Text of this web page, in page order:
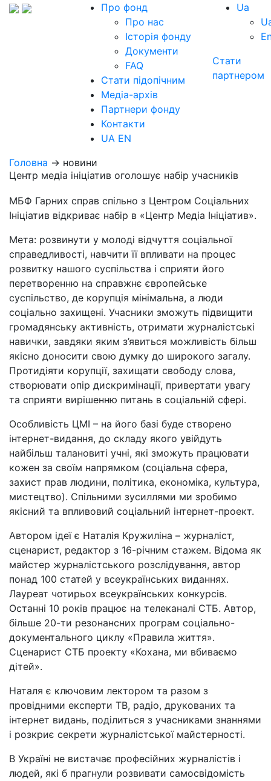
Про фонд
Про нас
Історія фонду
Документи
FAQ
Стати підопічним
Медіа-архів
Партнери фонду
Контакти
UA EN
Ua
Стати
партнером
Головна → новини
Центр медіа ініціатив оголошує набір учасників
МБФ Гарних справ спільно з Центром Соціальних
Ініціатив відкриває набір в «Центр Медіа Ініціатив».
Мета: розвинути у молоді відчуття соціальної
справедливості, навчити її впливати на процес
розвитку нашого суспільства і сприяти його
перетворенню на справжнє європейське
суспільство, де корупція мінімальна, а люди
соціально захищені. Учасники зможуть підвищити
громадянську активність, отримати журналістські
навички, завдяки яким з’явиться можливість більш
якісно доносити свою думку до широкого загалу.
Протидіяти корупції, захищати свободу слова,
створювати опір дискримінації, привертати увагу
та сприяти вирішенню питань в соціальній сфері.
Особливість ЦМІ – на його базі буде створено
інтернет-видання, до складу якого увійдуть
найбільш талановиті учні, які зможуть працювати
кожен за своїм напрямком (соціальна сфера,
захист прав людини, політика, економіка, культура,
мистецтво). Спільними зусиллями ми зробимо
якісний та впливовий соціальний інтернет-проект.
Автором ідеї є Наталія Кружиліна – журналіст,
сценарист, редактор з 16-річним стажем. Відома як
майстер журналістського розслідування, автор
понад 100 статей у всеукраїнських виданнях.
Лауреат чотирьох всеукраїнських конкурсів.
Останні 10 років працює на телеканалі СТБ. Автор,
більше 20-ти резонансних програм соціально-
документального циклу «Правила життя».
Сценарист СТБ проекту «Кохана, ми вбиваємо
дітей».
Наталя є ключовим лектором та разом з
провідними експерти ТВ, радіо, друкованих та
інтернет видань, поділиться з учасниками знаннями
і розкриє секрети журналістської майстерності.
В Україні не вистачає професійних журналістів і
людей, які б прагнули розвивати самосвідомість